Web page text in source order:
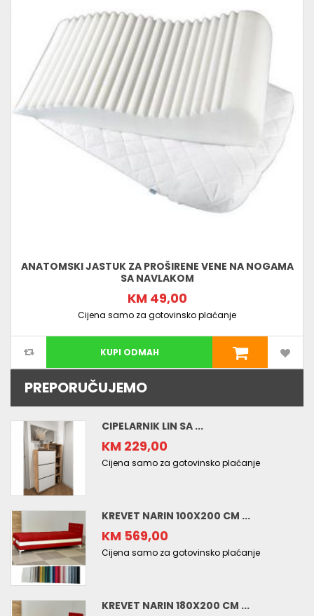
ANATOMSKI JASTUK ZA PROŠIRENE VENE NA NOGAMA
SA NAVLAKOM
KM 49,00
Cijena samo za gotovinsko plaćanje
KUPI ODMAH
PREPORUČUJEMO
CIPELARNIK LIN SA ...
KM 229,00
Cijena samo za gotovinsko plaćanje
KREVET NARIN 100X200 CM ...
KM 569,00
Cijena samo za gotovinsko plaćanje
KREVET NARIN 180X200 CM ...